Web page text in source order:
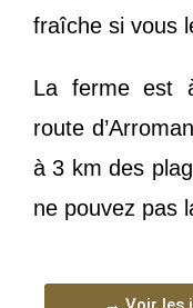
fraîche si vous
La ferme est
route
à 3 km des
ne pouvez pas